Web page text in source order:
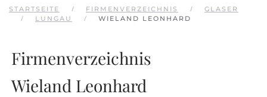
STARTSEITE FIRMENVERZEICHNIS
GLASER
LUNGAU
WIELAND LEONHARD
Firmenverzeichnis
Wieland Leonhard